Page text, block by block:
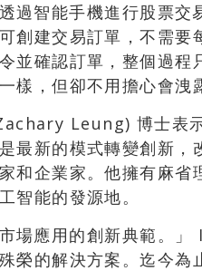
過智能手機進行股票交
創建交易訂單，不需要
並確認訂單，整個過程
樣，但卻不用擔心會洩
Leung) 博士表
最新的模式轉變創新
和企業家。他擁有麻
智能的發源地。
場應用的創新典範。
榮的解決方案。迄今